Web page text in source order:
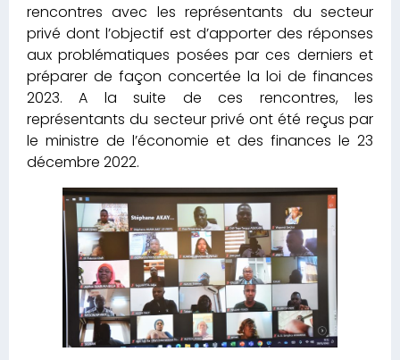
rencontres avec les représentants du secteur
privé dont l’objectif est d’apporter des réponses
aux problématiques posées par ces derniers et
préparer de façon concertée la loi de finances
2023. A la suite de ces rencontres, les
représentants du secteur privé ont été reçus par
le ministre de l’économie et des finances le 23
décembre 2022.